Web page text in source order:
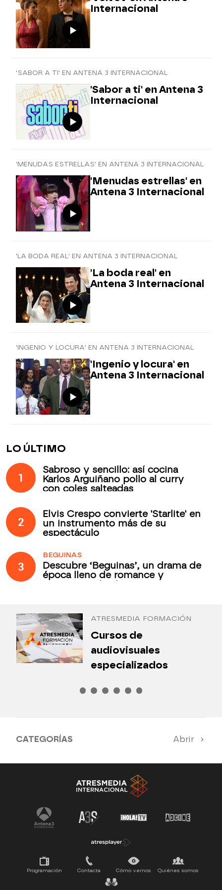
Internacional
'SABOR A TI' EN ANTENA 3 INTERNACIONAL
'Sabor a ti' en Antena 3
Internacional
'MENUDAS ESTRELLAS' EN ANTENA 3 INTERNACIONAL
'Menudas estrellas' en
Antena 3 Internacional
'LA BODA REAL' EN ANTENA 3 INTERNACIONAL
'La boda real' en
Antena 3 Internacional
'INGENIO Y LOCURA' EN ANTENA 3 INTERNACIONAL
'Ingenio y locura' en
Antena 3 Internacional
LO ÚLTIMO
1
Sabroso y sencillo: así cocina
Karlos Arguiñano pollo al curry
con coles salteadas
2
Elvis Crespo convierte 'Starlite' en
un instrumento más de su
espectáculo
3
BEGUINAS
Descubre ‘Beguinas’, un drama de
época lleno de romance y
ATRESMEDIA FORMACIÓN
Cursos de
audiovisuales
especializados
CATEGORÍAS Abrir
Antena 3 Noticias El Hormiguero
Tu cara me suena Pasapalabra
Programación Contacta Cómo vernos Quiénes somos